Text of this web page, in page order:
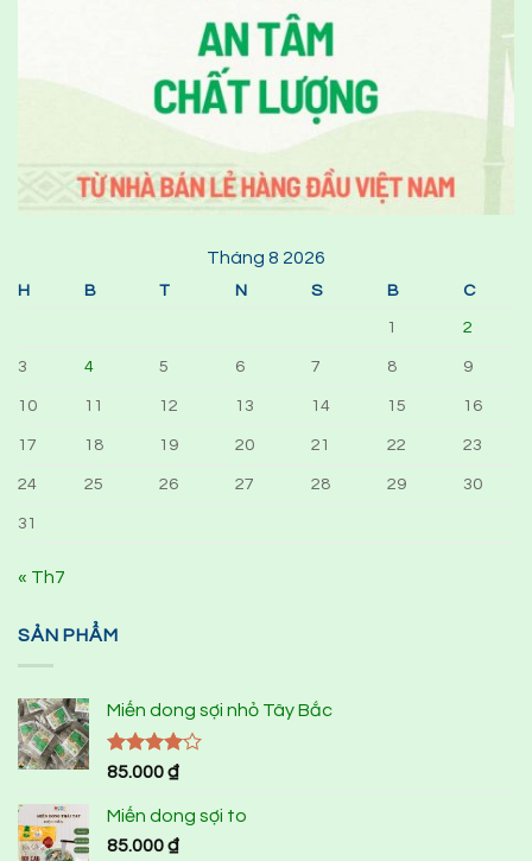
Tháng 8 2026
H B T N S B C
1 2
3 4 5 6 7 8 9
10 11 12 13 14 15 16
17 18 19 20 21 22 23
24 25 26 27 28 29 30
31
« Th7
SẢN PHẨM
Miến dong sợi nhỏ Tây Bắc
Được
4.00
5
sao
85.000₫
Miến dong sợi to
85.000₫